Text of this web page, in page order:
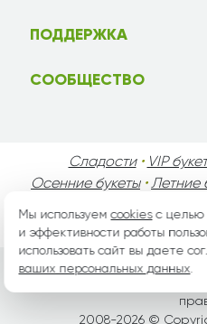
ПОДДЕРЖКА
СООБЩЕСТВО
Сладости• VIP
Осенние букеты•Летние
День Мужчин
2008-2026 ©
Мы используемcookiesс целью
и эффективности работы
использовать сайт вы даете
ваших персональных данных.